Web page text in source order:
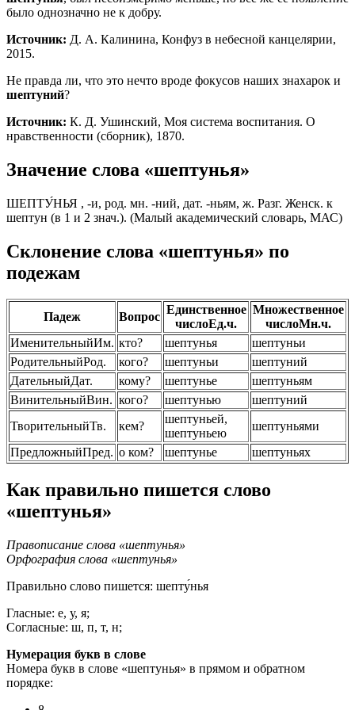
было однозначно не к добру.
Источник: Д. А. Калинина, Конфуз в небесной канцелярии,
2015.
Не правда ли, что это нечто вроде фокусов наших знахарок и
шептуний?
Источник: К. Д. Ушинский, Моя система воспитания. О
нравственности (сборник), 1870.
Значение слова «шептунья»
ШЕПТУ́НЬЯ , -и, род. мн. -ний, дат. -ньям, ж. Разг. Женск. к
шептун (в 1 и 2 знач.). (Малый академический словарь, МАС)
Склонение слова «шептунья» по
подежам
Падеж Вопрос
Единственное
числоЕд.ч.
Множественное
числоМн.ч.
ИменительныйИм. кто? шептунья
шептуньи
РодительныйРод. кого? шептуньи
шептуний
ДательныйДат. кому? шептунье
шептуньям
ВинительныйВин. кого? шептунью
шептуний
ТворительныйТв. кем?
шептуньей,
шептуньею
шептуньями
ПредложныйПред. о ком? шептунье шептуньях
Как правильно пишется слово
«шептунья»
Правописание слова «шептунья»
Орфография слова «шептунья»
Правильно слово пишется: шепту́нья
Гласные: е, у, я;
Согласные: ш, п, т, н;
Нумерация букв в слове
Номера букв в слове «шептунья» в прямом и обратном
порядке: